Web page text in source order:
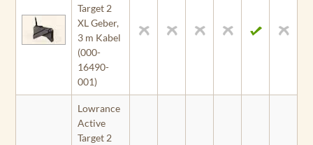
Target 2
XL Geber,
3 m Kabel
(000-
16490-
001)
Lowrance
Active
Target 2